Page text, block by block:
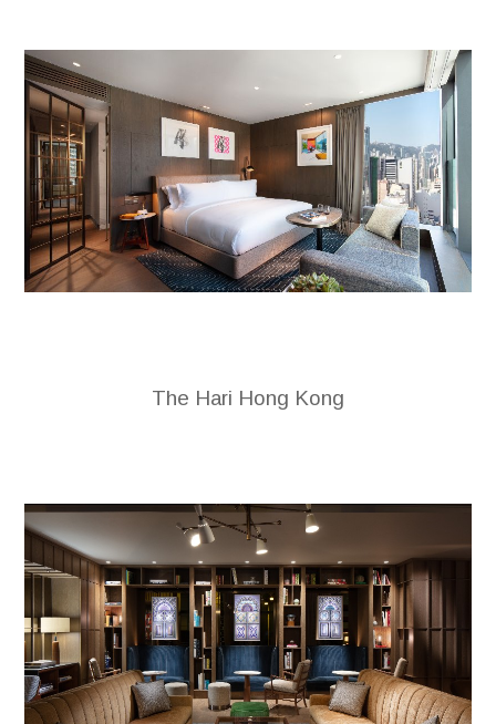
The Hari Hong Kong